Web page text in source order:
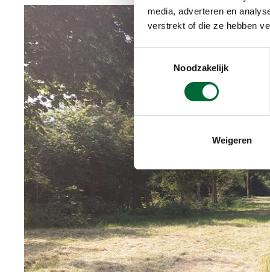
media, adverteren en
verstrekt of die ze hebben
Noodzakelijk
Weigeren